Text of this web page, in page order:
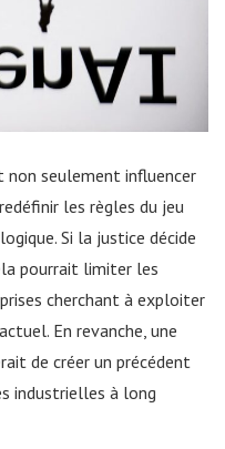
seulement influencer
les règles du jeu
Si la justice décide
pourrait limiter les
cherchant à exploiter
En revanche, une
de créer un précédent
industrielles à long